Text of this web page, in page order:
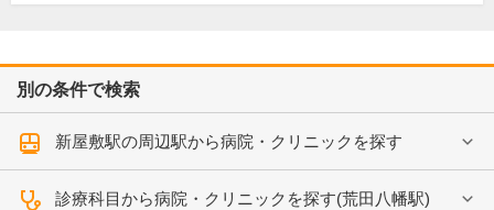
別の条件で検索
新屋敷駅の周辺駅から病院・クリニックを探す
診療科目から病院・クリニックを探す(荒田八幡駅)